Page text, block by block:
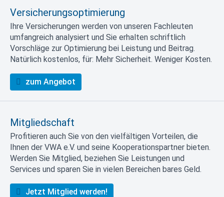
Versicherungsoptimierung
Ihre Versicherungen werden von unseren Fachleuten
umfangreich analysiert und Sie erhalten schriftlich
Vorschläge zur Optimierung bei Leistung und Beitrag.
Natürlich kostenlos, für: Mehr Sicherheit. Weniger Kosten.
zum Angebot
Mitgliedschaft
Profitieren auch Sie von den vielfältigen Vorteilen, die
Ihnen der VWA e.V. und seine Kooperationspartner bieten.
Werden Sie Mitglied, beziehen Sie Leistungen und
Services und sparen Sie in vielen Bereichen bares Geld.
Jetzt Mitglied werden!